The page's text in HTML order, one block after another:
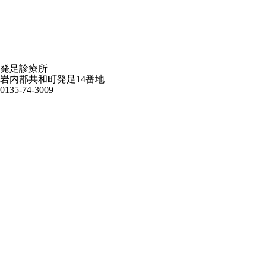
発足診療所
岩内郡共和町発足14番地
0135-74-3009